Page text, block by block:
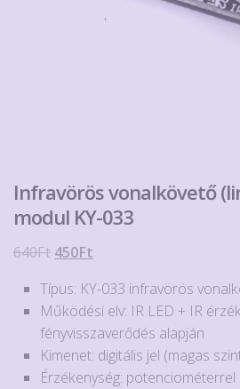
Infravörös vonalkövető
modul KY-033
640Ft Original
was:
640Ft.
450Ft
is:
450Ft.
Típus: KY-033 infravörös
Működési elv: IR LED + IR
fényvisszaverődés alapján
Kimenet: digitális jel (magas
Érzékenység: